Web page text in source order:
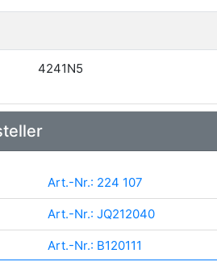
4241N5
Art.-Nr.: 224 107
Art.-Nr.: JQ212040
Art.-Nr.: B120111